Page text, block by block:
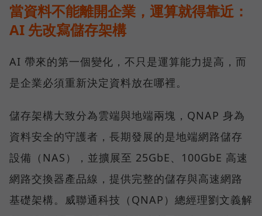
當資料不能離開企業，運算就得靠近：
AI 先改寫儲存架構
AI 帶來的第一個變化，不只是運算能力提高，而
是企業必須重新決定資料放在哪裡。
儲存架構大致分為雲端與地端兩塊，QNAP 身為
資料安全的守護者，長期發展的是地端網路儲存
設備（NAS），並擴展至 25GbE、100GbE 高速
網路交換器產品線，提供完整的儲存與高速網路
基礎架構。威聯通科技（QNAP）總經理劉文義解